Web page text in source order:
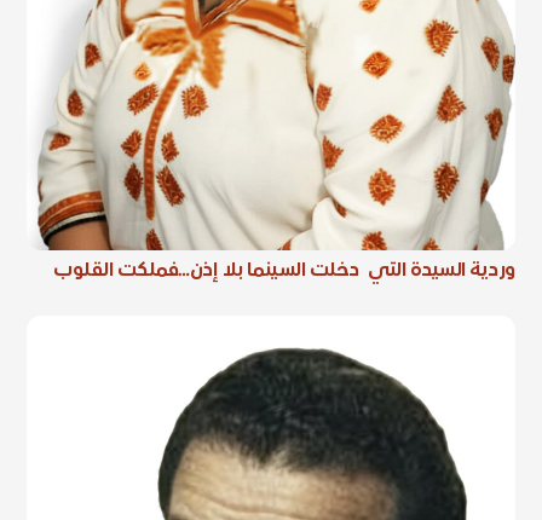
وردية السيدة التي دخلت السينما بلا إذن…فملكت القلوب